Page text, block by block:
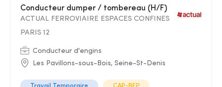
Conducteur dumper / tombereau (H/F)
ACTUAL FERROVIAIRE ESPACES CONFINES
PARIS 12
Conducteur d'engins
Les Pavillons-sous-Bois, Seine-St-Denis